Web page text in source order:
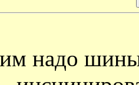
надо шины